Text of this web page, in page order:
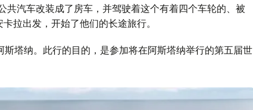
共汽车改装成了房车，并驾驶着这个有着四个车轮的、被
拉出发，开始了他们的长途旅行。
塔纳。此行的目的，是参加将在阿斯塔纳举行的第五届世